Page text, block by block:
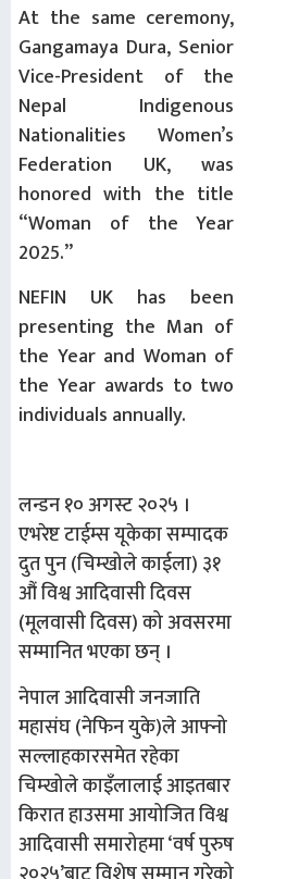
At the same ceremony,
Gangamaya Dura, Senior
Vice-President of the
Nepal Indigenous
Nationalities Women’s
Federation UK, was
honored with the title
“Woman of the Year
2025.”
NEFIN UK has been
presenting the Man of
the Year and Woman of
the Year awards to two
individuals annually.
लन्डन १० अगस्ट २०२५ ।
एभरेष्ट टाईम्स यूकेका सम्पादक
दुत पुन (चिम्खोले काईला) ३१
औं विश्व आदिवासी दिवस
(मूलवासी दिवस) को अवसरमा
सम्मानित भएका छन् ।
नेपाल आदिवासी जनजाति
महासंघ (नेफिन युके)ले आफ्नो
सल्लाहकारसमेत रहेका
चिम्खोले काइँलालाई आइतबार
किरात हाउसमा आयोजित विश्व
आदिवासी समारोहमा ‘वर्ष पुरुष